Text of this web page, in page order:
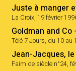
Juste à manger
La Croix, 19 février
Goldman and
Télé 7 Jours, du 10 au
Jean-Jacques,
Faim de siècle n°24,